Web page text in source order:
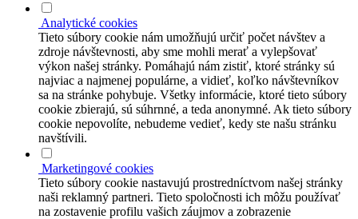
Analytické cookies
Tieto súbory cookie nám umožňujú určiť počet návštev a
zdroje návštevnosti, aby sme mohli merať a vylepšovať
výkon našej stránky. Pomáhajú nám zistiť, ktoré stránky sú
najviac a najmenej populárne, a vidieť, koľko návštevníkov
sa na stránke pohybuje. Všetky informácie, ktoré tieto súbory
cookie zbierajú, sú súhrnné, a teda anonymné. Ak tieto súbory
cookie nepovolíte, nebudeme vedieť, kedy ste našu stránku
navštívili.
Marketingové cookies
Tieto súbory cookie nastavujú prostredníctvom našej stránky
naši reklamný partneri. Tieto spoločnosti ich môžu používať
na zostavenie profilu vašich záujmov a zobrazenie